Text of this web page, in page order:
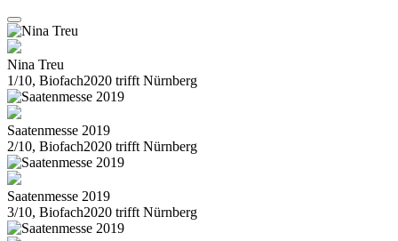
Nina Treu
1/10, Biofach2020 trifft Nürnberg
Saatenmesse 2019
2/10, Biofach2020 trifft Nürnberg
Saatenmesse 2019
3/10, Biofach2020 trifft Nürnberg